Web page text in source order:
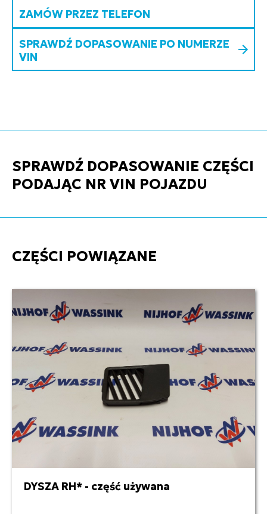
ZAMÓW PRZEZ TELEFON
SPRAWDŹ DOPASOWANIE PO NUMERZE
VIN
SPRAWDŹ DOPASOWANIE CZĘŚCI
PODAJĄC NR VIN POJAZDU
CZĘŚCI POWIĄZANE
15,00 zł netto
DYSZA RH* - część używana